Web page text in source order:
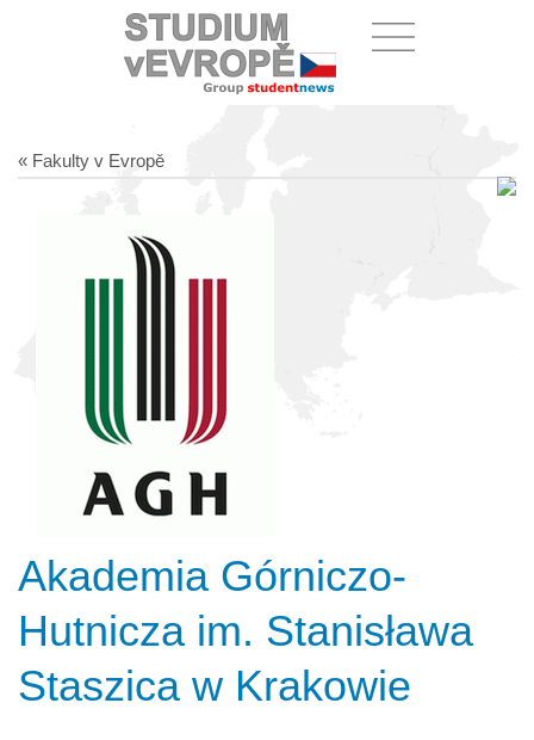
« Fakulty v Evropě
Akademia Górniczo-
Hutnicza im. Stanisława
Staszica w Krakowie